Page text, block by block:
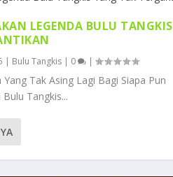
LEGENDA BULU TANGKIS
| Bulu Tangkis| 0 |
Tak Asing Lagi Bagi Siapa Pun
Tangkis...